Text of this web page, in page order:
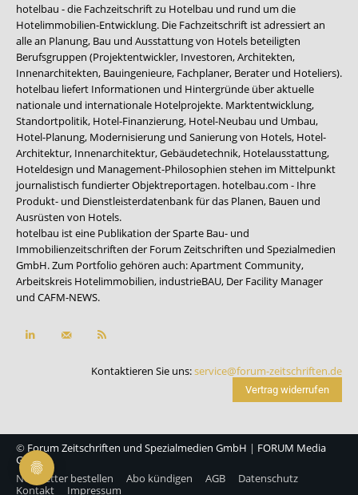
hotelbau - die Fachzeitschrift zu Hotelbau und rund um die
Hotelimmobilien-Entwicklung. Die Fachzeitschrift ist adressiert an
alle an Planung, Bau und Ausstattung von Hotels beteiligten
Berufsgruppen (Projektentwickler, Investoren, Architekten,
Innenarchitekten, Bauingenieure, Fachplaner, Berater und Hoteliers).
hotelbau liefert Informationen und Hintergründe über aktuelle
nationale und internationale Hotelprojekte. Marktentwicklung,
Standortpolitik, Hotel-Finanzierung, Hotel-Neubau und Umbau,
Hotel-Planung, Modernisierung und Sanierung von Hotels, Hotel-
Architektur, Innenarchitektur, Gebäudetechnik, Hotelausstattung,
Hoteldesign und Management-Philosophien stehen im Mittelpunkt
journalistisch fundierter Objektreportagen. hotelbau.com - Ihre
Produkt- und Dienstleisterdatenbank für das Planen, Bauen und
Ausrüsten von Hotels.
hotelbau ist eine Publikation der Sparte Bau- und
Immobilienzeitschriften der Forum Zeitschriften und Spezialmedien
GmbH. Zum Portfolio gehören auch:Apartment Community,
Arbeitskreis Hotelimmobilien, industrieBAU, Der Facility Manager
und CAFM-NEWS.
Kontaktieren Sie uns:service@forum-zeitschriften.de
Vertrag widerrufen
© Forum Zeitschriften und Spezialmedien GmbH | FORUM Media
Group
Newsletter bestellen
Abo kündigen AGB
Datenschutz
Kontakt
Impressum